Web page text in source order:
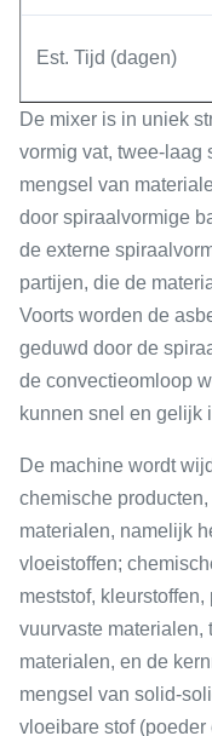
Est. Tijd (dagen)
De mixer is in uniek
vormig vat, twee-laag
mengsel van
door spiraalvormige
de externe
partijen, die de
Voorts worden de
geduwd door de
de convectieomloop
kunnen snel en gelijk
De machine wordt
chemische
materialen, namelijk
vloeistoffen;
meststof,
vuurvaste materialen,
materialen, en de
mengsel van solid-
vloeibare stof (poeder